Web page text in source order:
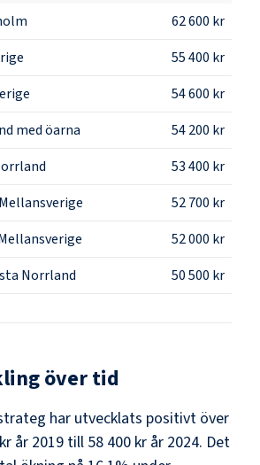
62 600 kr
55 400 kr
54 600 kr
med öarna
54 200 kr
53 400 kr
52 700 kr
52 000 kr
Norrland 50 500 kr
över tid
har utvecklats positivt över
år 2019 till 58 400 kr år 2024. Det